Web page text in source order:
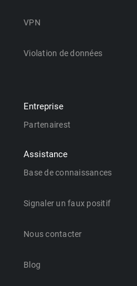
VPN
Violation de données
Entreprise
Partenairest
Assistance
Base de connaissances
Signaler un faux positif
Nous contacter
Blog